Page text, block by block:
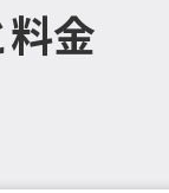
金